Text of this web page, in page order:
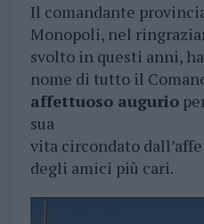
Il comandante
Monopoli, nel
svolto in questi anni,
nome di tutto il
affettuoso augurio
sua
vita circondato
degli amici più cari.